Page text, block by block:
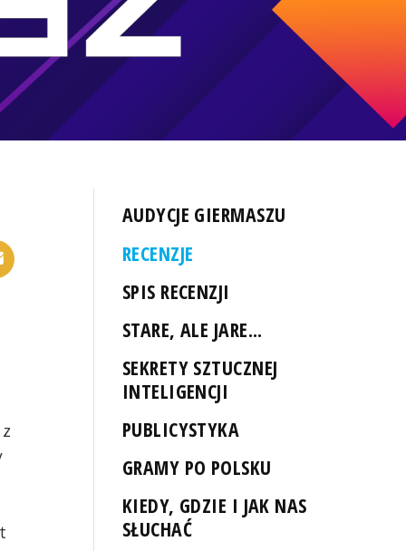
AUDYCJE GIERMASZU
RECENZJE
SPIS RECENZJI
STARE, ALE JARE...
SEKRETY SZTUCZNEJ
INTELIGENCJI
PUBLICYSTYKA
GRAMY PO POLSKU
KIEDY, GDZIE I JAK NAS
SŁUCHAĆ